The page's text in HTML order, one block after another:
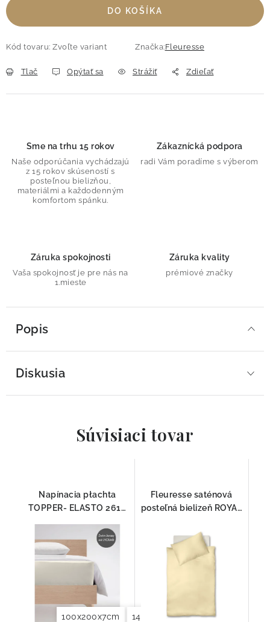
DO KOŠÍKA
Kód tovaru: Zvoľte variant Značka:Fleuresse
Tlač Opýtať sa Strážiť Zdieľať
Sme na trhu 15 rokov
Naše odporúčania vychádzajú
z 15 rokov skúseností s
posteľnou bielizňou,
materiálmi a každodenným
komfortom spánku.
Zákaznícká podpora
radi Vám poradíme s výberom
Záruka spokojnosti
Vaša spokojnosť je pre nás na
1.mieste
Záruka kvality
prémiové značky
Popis
Diskusia
Súvisiaci tovar
Napínacia płachta
TOPPER- ELASTO 2610
100x200x7cm 140-160x200x7cm
Fleuresse saténová
posteľná bielizeň ROYAL